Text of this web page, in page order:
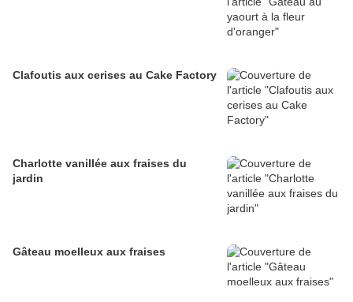
Clafoutis aux cerises au Cake Factory
Charlotte vanillée aux fraises du
jardin
Gâteau moelleux aux fraises